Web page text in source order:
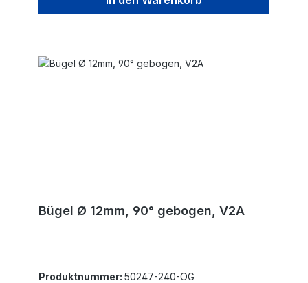
Bügel Ø 12mm, 90° gebogen, V2A
Produktnummer: 50247-240-OG